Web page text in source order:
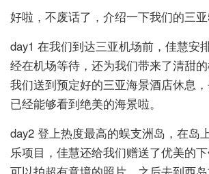
好啦，不废话了，介绍一下我们的三
day1 在我们到达三亚机场前，佳慧安
经在机场等待，还为我们带来了清甜
我们送到预定好的三亚海景酒店休息
已经能够看到绝美的海景啦。
day2 登上热度最高的蜈支洲岛，在岛
乐项目，佳慧还给我们赠送了优美的